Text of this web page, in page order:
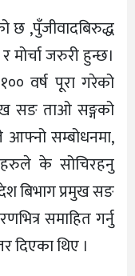
,पुँजीवादबिरुद्ध
जरुरी हुन्छ।
वर्ष पूरा गरेको
सङ ताओ सङ्गको
सम्बोधनमा,
के सोचिरहनु
बिभाग प्रमुख सङ
समाहित गर्नु
दिएका थिए ।